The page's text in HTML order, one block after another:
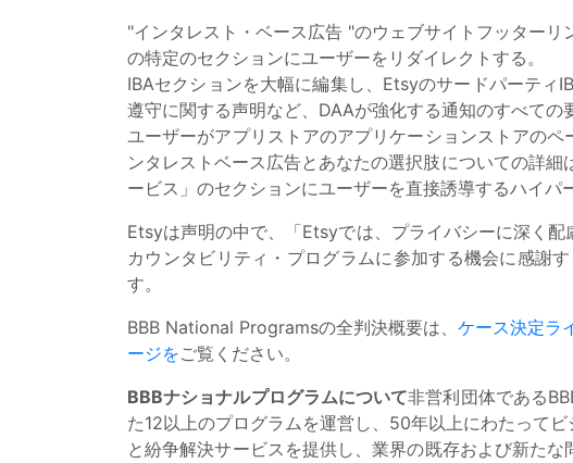
"インタレスト・ベース広告 "のウェブサイトフッター
の特定のセクションにユーザーをリダイレクトする。
IBAセクションを大幅に編集し、Etsyのサードパーティ
遵守に関する声明など、DAAが強化する通知のすべての
ユーザーがアプリストアのアプリケーションストアの
ンタレストベース広告とあなたの選択肢についての詳
ービス」のセクションにユーザーを直接誘導するハイパ
Etsyは声明の中で、「Etsyでは、プライバシーに深く
カウンタビリティ・プログラムに参加する機会に感謝
す。
BBB National Programsの全判決概要は、 ケース決定ラ
ージをご覧ください。
BBBナショナルプログラムについて非営利団体である
た12以上のプログラムを運営し、50年以上にわたって
と紛争解決サービスを提供し、業界の既存および新た